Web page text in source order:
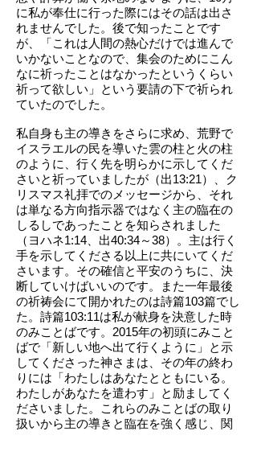
に私が奉仕に行った際にはその話は出さ
れませんでした。後で知ったことです
が、「これは人間の熱心だけでは進んで
いかないことなので、集会のためにこん
なに祈ったことはなかったというくらい
祈って欲しい」という要請の下で祈られ
ていたのでした。
私自身も主の導きをさらに求め、荒野で
イスラエルの民を導いた雲の柱と火の柱
のように、行く先を明らかに示してくだ
さいと祈っていましたが（出13:21）、ク
リスマス礼拝でのメッセージから、それ
は単なる方向指示器ではなく主の臨在の
しるしであったことを知らされました
（ヨハネ1:14、出40:34～38）。主は行く
手を示してくださる以上に共にいてくだ
さいます。その確信と平安のうちに、決
断していけばいいのです。また一年最後
の祈祷会にて開かれたのは詩篇103篇でし
た。詩篇103:11は私が献身を決意した時
のみことばです。2015年の初頭にみこと
ばで「新しい地へ出て行くように」と示
してくださった神さまは、その年の終わ
りには「わたしはあなたとともにいる。
わたしがあなたを遣わす」と励ましてく
ださいました。これらのみことばの取り
扱いから主の導きと臨在を強く感じ、関